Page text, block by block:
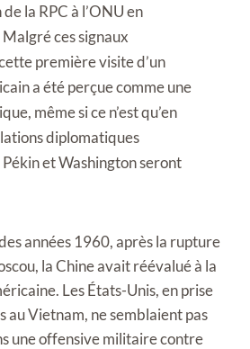
la RPC à l’ONU en
Malgré ces signaux
première visite d’un
a été perçue comme une
même si ce n’est qu’en
diplomatiques
et Washington seront
années 1960, après la rupture
la Chine avait réévalué à la
Les États-Unis, enprise
au Vietnam, ne semblaient pas
une offensive militaire contre